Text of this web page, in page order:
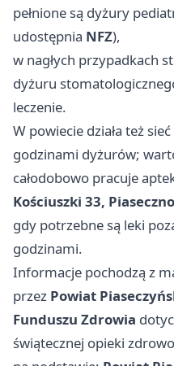
pełnione są dyżury
udostępnia NFZ),
w nagłych przypadkach
dyżuru
leczenie.
W powiecie działa też
godzinami dyżurów;
całodobowo pracuje
Kościuszki 33, Piaseczno
gdy potrzebne są leki
godzinami.
Informacje pochodzą z
przez Powiat
Funduszu Zdrowia
świątecznej opieki